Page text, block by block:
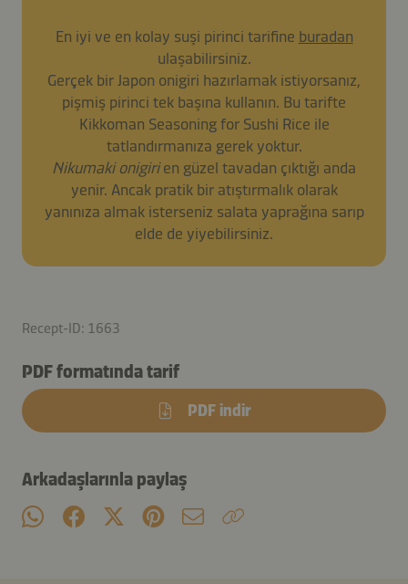
En iyi ve en kolay suşi pirinci tarifine buradan
ulaşabilirsiniz.
Gerçek bir Japon onigiri hazırlamak istiyorsanız,
pişmiş pirinci tek başına kullanın. Bu tarifte
Kikkoman Seasoning for Sushi Rice ile
tatlandırmanıza gerek yoktur.
Nikumaki onigirien güzel tavadan çıktığı anda
yenir. Ancak pratik bir atıştırmalık olarak
yanınıza almak isterseniz salata yaprağına sarıp
elde de yiyebilirsiniz.
Recept-ID: 1663
PDF formatında tarif
PDF indir
Arkadaşlarınla paylaş